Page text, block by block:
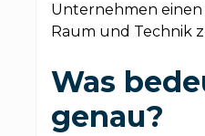
Unternehmen einen
Raum und Technik
Was
genau?